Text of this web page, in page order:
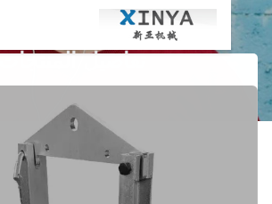
تفاصيل المنتجات